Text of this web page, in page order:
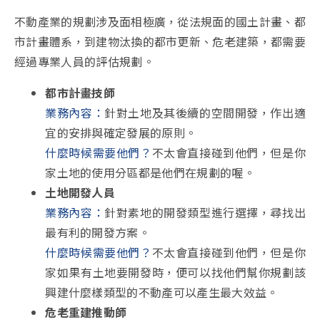
不動產業的規劃涉及面相極廣，從法規面的國土計畫、都
市計畫體系，到建物汰換的都市更新、危老建築，都需要
經過專業人員的評估規劃。
都市計畫技師
業務內容： 針對土地及其後續的空間開發，作出適
宜的安排與確定發展的原則。
什麼時候需要他們？ 不太會直接碰到他們，但是你
家土地的使用分區都是他們在規劃的喔。
土地開發人員
業務內容： 針對素地的開發類型進行選擇，尋找出
最有利的開發方案。
什麼時候需要他們？ 不太會直接碰到他們，但是你
家如果有土地要開發時，便可以找他們幫你規劃該
興建什麼樣類型的不動產可以產生最大效益。
危老重建推動師